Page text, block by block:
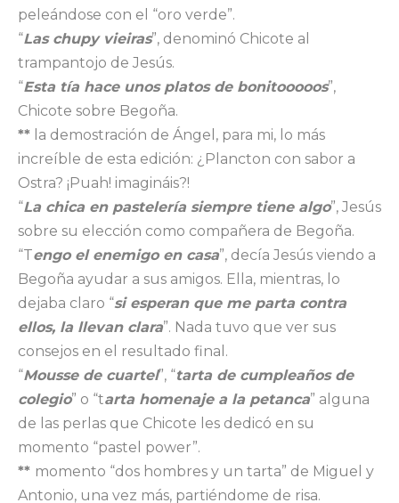
peleándose con el “oro verde”.
“Las chupy vieiras”, denominó Chicote al
trampantojo de Jesús.
“Esta tía hace unos platos de bonitooooos”,
Chicote sobre Begoña.
** la demostración de Ángel, para mi, lo más
increíble de esta edición: ¿Plancton con sabor a
Ostra? ¡Puah! imagináis?!
“La chica en pastelería siempre tiene algo”, Jesús
sobre su elección como compañera de Begoña.
“Tengo el enemigo en casa”, decía Jesús viendo a
Begoña ayudar a sus amigos. Ella, mientras, lo
dejaba claro “si esperan que me parta contra
ellos, la llevan clara”. Nada tuvo que ver sus
consejos en el resultado final.
“Mousse de cuartel”, “tarta de cumpleaños de
colegio” o “tarta homenaje a la petanca” alguna
de las perlas que Chicote les dedicó en su
momento “pastel power”.
** momento “dos hombres y un tarta” de Miguel y
Antonio, una vez más, partiéndome de risa.